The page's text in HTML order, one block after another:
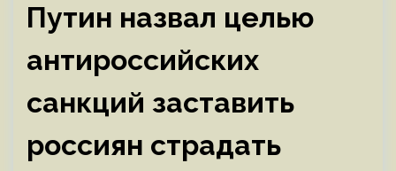
Путин назвал целью
антироссийских
санкций заставить
россиян страдать